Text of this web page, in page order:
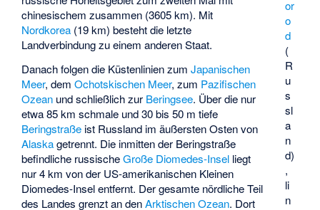
or
o
d
(
R
u
s
sl
a
n
d)
,
li
n
chinesischem zusammen (3605 km). Mit
Nordkorea (19 km) besteht die letzte
Landverbindung zu einem anderen Staat.
Danach folgen die Küstenlinien zumJapanischen
Meer, demOchotskischen Meer, zum Pazifischen
Ozean und schließlich zur Beringsee. Über die nur
etwa 85 km schmale und 30 bis 50 m tiefe
Beringstraße ist Russland im äußersten Osten von
Alaskagetrennt. Die inmitten der Beringstraße
befindliche russischeGroße Diomedes-Insel liegt
nur 4 km von der US-amerikanischen Kleinen
Diomedes-Inselentfernt. Der gesamte nördliche Teil
des Landes grenzt an denArktischen Ozean. Dort